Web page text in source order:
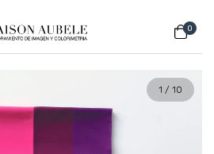
0
1 / 10